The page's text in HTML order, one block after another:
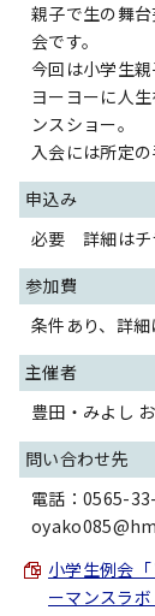
親子で生の舞
会です。
今回は小学生親
ヨーヨーに人
ンスショー。
入会には所定の
申込み
必要 詳細はチ
参加費
条件あり、詳細
主催者
豊田・みよし
問い合わせ先
電話：0565-
小学生例会
ーマンスラ